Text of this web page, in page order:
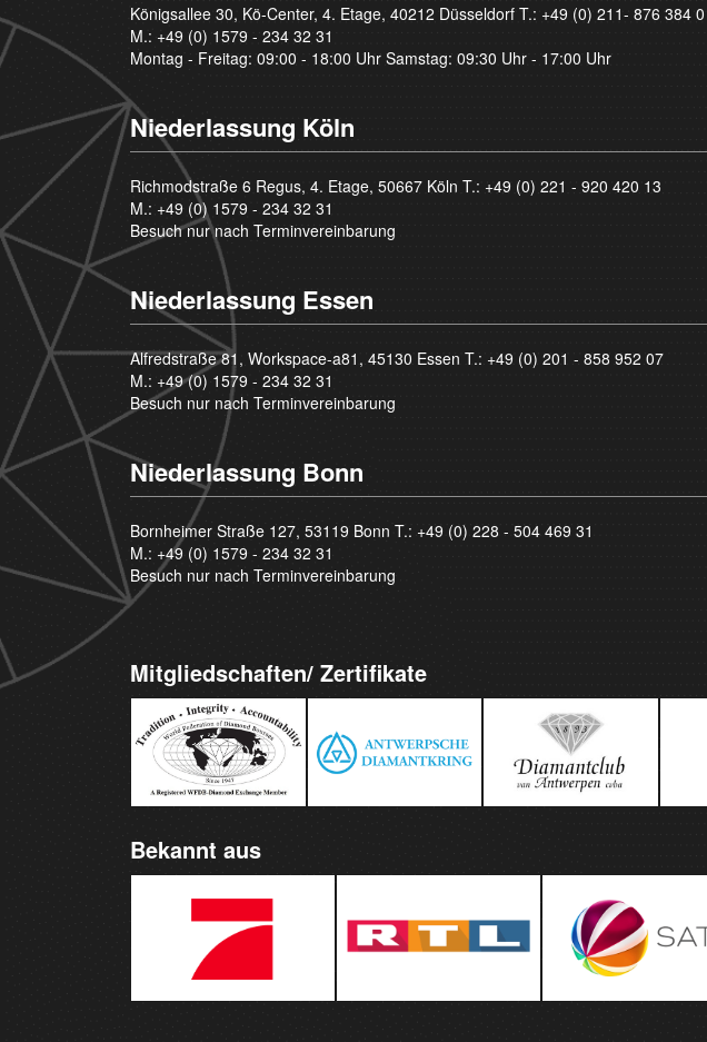
Königsallee 30, Kö-Center, 4. Etage, 40212 Düsseldorf T.: +49 (0) 211- 876 384 0
M.: +49 (0) 1579 - 234 32 31
Montag - Freitag: 09:00 - 18:00 Uhr Samstag: 09:30 Uhr - 17:00 Uhr
Niederlassung Köln
Richmodstraße 6 Regus, 4. Etage, 50667 Köln T.: +49 (0) 221 - 920 420 13
M.: +49 (0) 1579 - 234 32 31
Besuch nur nach Terminvereinbarung
Niederlassung Essen
Alfredstraße 81, Workspace-a81, 45130 Essen T.: +49 (0) 201 - 858 952 07
M.: +49 (0) 1579 - 234 32 31
Besuch nur nach Terminvereinbarung
Niederlassung Bonn
Bornheimer Straße 127, 53119 Bonn T.: +49 (0) 228 - 504 469 31
M.: +49 (0) 1579 - 234 32 31
Besuch nur nach Terminvereinbarung
Mitgliedschaften/ Zertifikate
Bekannt aus